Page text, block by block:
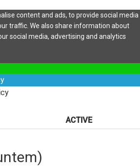
content and ads, to provide social media
traffic. We also share information about
social media, advertising and analytics
ACTIVE